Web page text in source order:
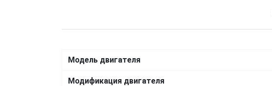
Модель двигателя
Модификация двигателя